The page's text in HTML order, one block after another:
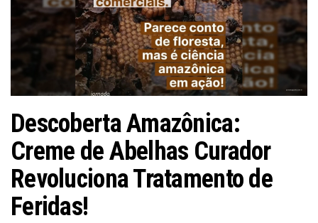
Descoberta Amazônica:
Creme de Abelhas Curador
Revoluciona Tratamento de
Feridas!